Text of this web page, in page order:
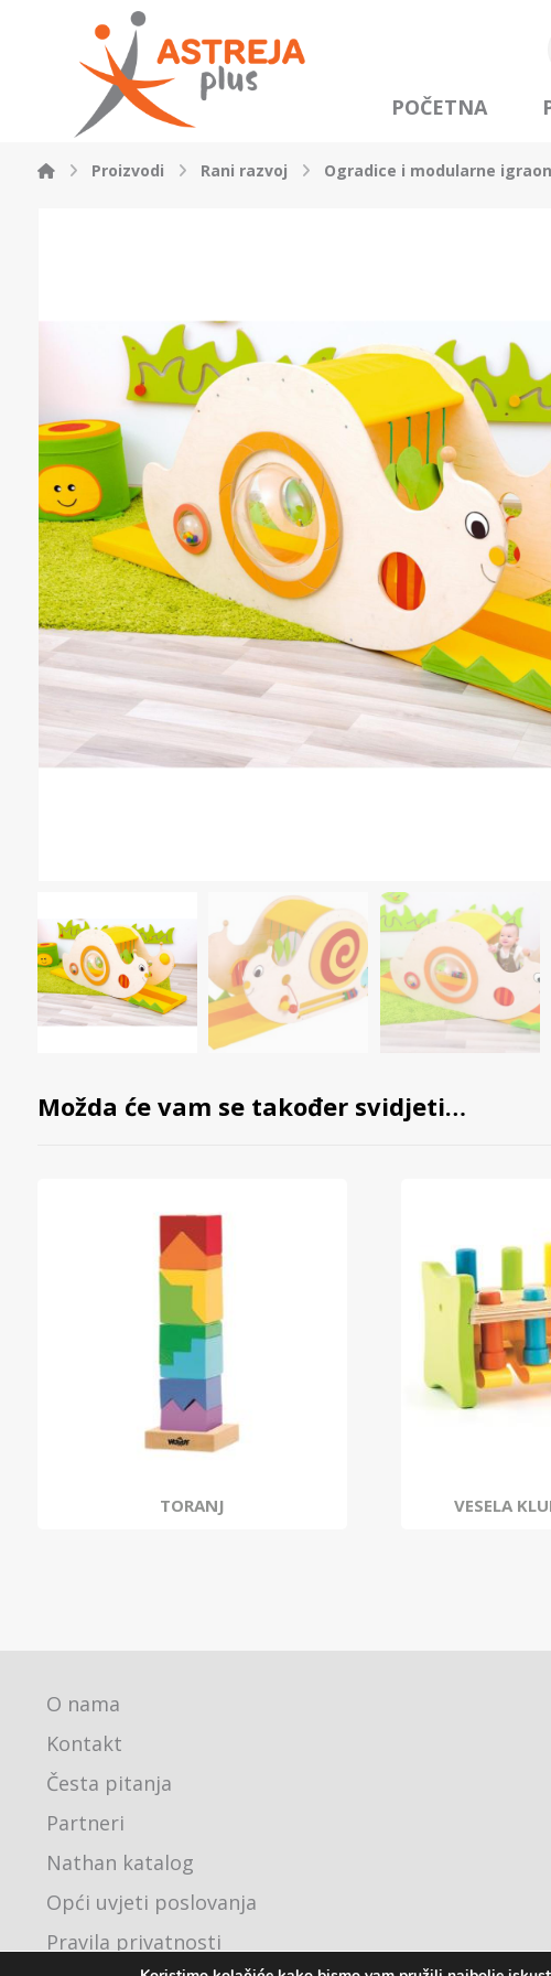
POČETNA
Proizvodi Rani razvoj Ogradice i modularne
Možda će vam se također svidjeti…
TORANJ VESELA
O nama
Kontakt
Česta pitanja
Partneri
Nathan katalog
Opći uvjeti poslovanja
Pravila privatnosti